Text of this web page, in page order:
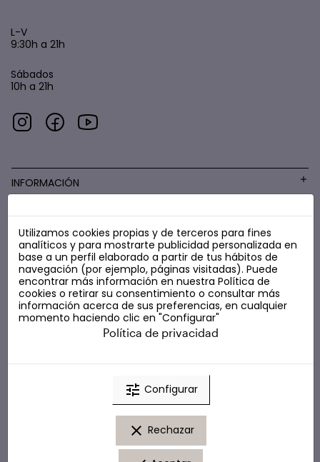
L-V
9:30h a 21h
Sábados
10h a 21h
INFORMACIÓN
COSMÉTICA LOW COST
Utilizamos cookies propias y de terceros para fines
analíticos y para mostrarte publicidad personalizada en
base a un perfil elaborado a partir de tus hábitos de
navegación (por ejemplo, páginas visitadas). Puede
encontrar más información en nuestra Política de
cookies o retirar su consentimiento o consultar más
información acerca de sus preferencias, en cualquier
momento haciendo clic en "Configurar"
Política de privacidad
tune Configurar
clear Rechazar